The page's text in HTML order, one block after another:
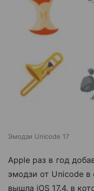
Эмодзи Unicode 17
Apple раз в год
эмодзи от Unicode
вышла iOS 17.4, в